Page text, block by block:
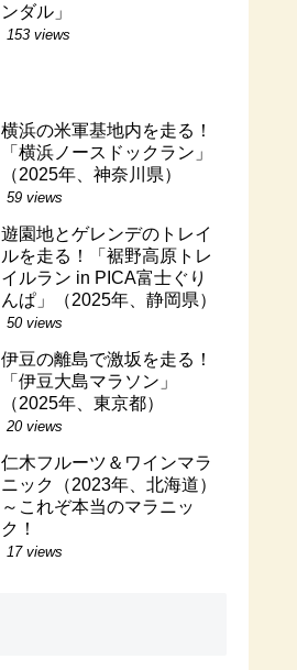
ンダル」
153 views
横浜の米軍基地内を走る！
「横浜ノースドックラン」
（2025年、神奈川県）
59 views
遊園地とゲレンデのトレイ
ルを走る！「裾野高原トレ
イルラン in PICA富士ぐり
んぱ」（2025年、静岡県）
50 views
伊豆の離島で激坂を走る！
「伊豆大島マラソン」
（2025年、東京都）
20 views
仁木フルーツ＆ワインマラ
ニック（2023年、北海道）
～これぞ本当のマラニッ
ク！
17 views